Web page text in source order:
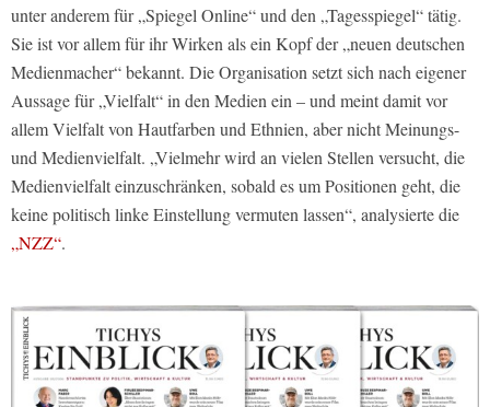
unter anderem für „Spiegel Online“ und den „Tagesspiegel“ tätig.
Sie ist vor allem für ihr Wirken als ein Kopf der „neuen deutschen
Medienmacher“ bekannt. Die Organisation setzt sich nach eigener
Aussage für „Vielfalt“ in den Medien ein – und meint damit vor
allem Vielfalt von Hautfarben und Ethnien, aber nicht Meinungs-
und Medienvielfalt. „Vielmehr wird an vielen Stellen versucht, die
Medienvielfalt einzuschränken, sobald es um Positionen geht, die
keine politisch linke Einstellung vermuten lassen“, analysierte die
„NZZ“.